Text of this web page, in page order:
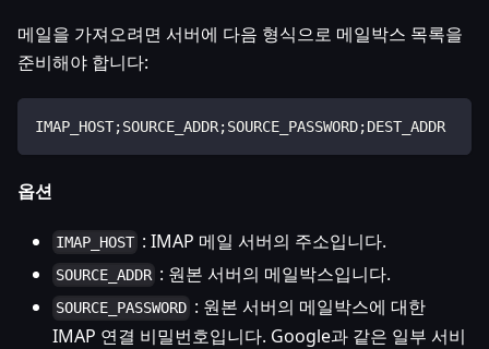
메일을 가져오려면 서버에 다음 형식으로 메일박스 목록을
준비해야 합니다:
IMAP_HOST;SOURCE_ADDR;SOURCE_PASSWORD;DEST_ADDR
옵션
IMAP_HOST : IMAP 메일 서버의 주소입니다.
SOURCE_ADDR : 원본 서버의 메일박스입니다.
SOURCE_PASSWORD : 원본 서버의 메일박스에 대한
IMAP 연결 비밀번호입니다. Google과 같은 일부 서비